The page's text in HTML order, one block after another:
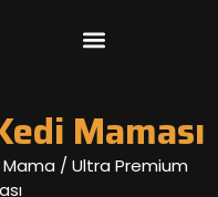
Maması
Mama / Ultra Premium